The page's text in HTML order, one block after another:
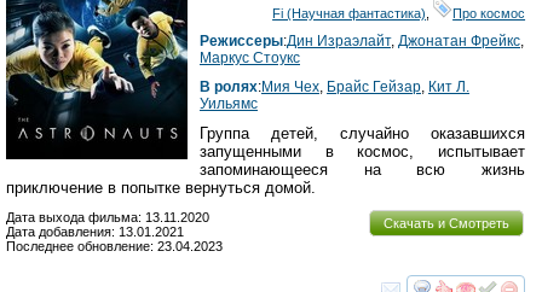
Fi (Научная фантастика) Про космос
Режиссеры:Дин Израэлайт, Джонатан Фрейкс
Маркус Стоукс
В ролях:Мия Чех Брайс Гейзар Кит Л.
Уильямс
Группа детей, случайно оказавшихся
запущенными в космос, испытывает
запоминающееся на всю жизнь
приключение в попытке вернуться домой.
Скачать и Смотреть
Дата выхода фильма: 13.11.2020
Дата добавления: 13.01.2021
Последнее обновление: 23.04.2023